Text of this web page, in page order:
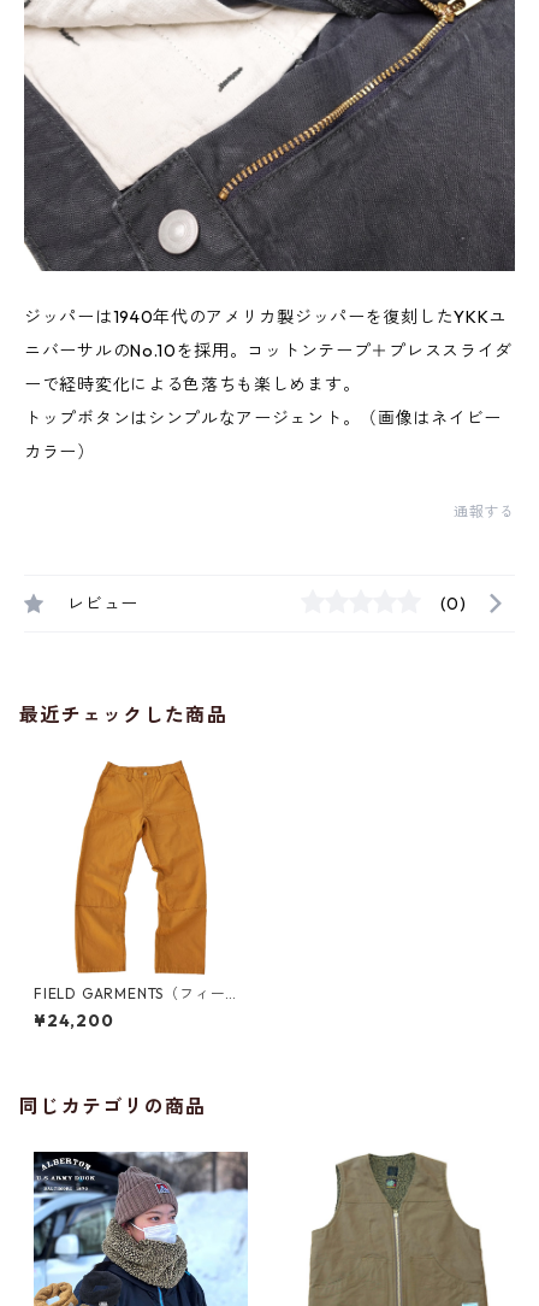
ジッパーは1940年代のアメリカ製ジッパーを復刻したYKKユ
ニバーサルのNo.10を採用。コットンテープ＋プレススライダ
ーで経時変化による色落ちも楽しめます。
トップボタンはシンプルなアージェント。（画像はネイビー
カラー）
通報する
レビュー (0)
最近チェックした商品
FIELD GARMENTS（フィール
ド ガーメンツ）/ PANTS（パ
ンツ）/CAMEL（キャメル）
¥24,200
同じカテゴリの商品